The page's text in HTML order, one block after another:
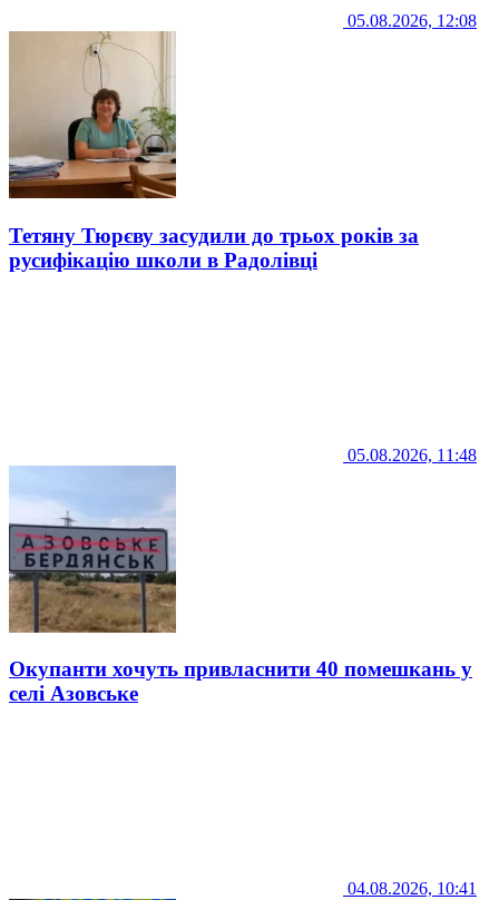
05.08.2026, 12:08
Тетяну Тюрєву засудили до трьох років за
русифікацію школи в Радолівці
05.08.2026, 11:48
Окупанти хочуть привласнити 40 помешкань у
селі Азовське
04.08.2026, 10:41